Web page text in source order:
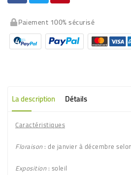
Paiement 100% sécurisé
La description Détails
Caractéristiques
Floraison: de janvier à décembre
Exposition: soleil